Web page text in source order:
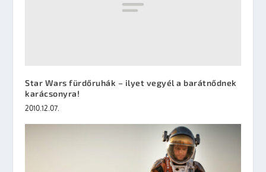
Star Wars fürdőruhák – ilyet vegyél a barátnődnek
karácsonyra!
2010.12.07.